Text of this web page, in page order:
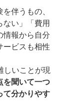
伴うもの、
ない」「費用
情報から自分
ービスも相性
しいことが現
を聞いて一つ
て分かりやす